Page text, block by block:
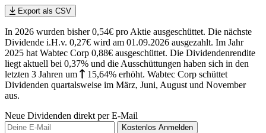
Export als CSV
In 2026 wurden bisher 0,54€ pro Aktie ausgeschüttet. Die nächste
Dividende i.H.v. 0,27€ wird am 01.09.2026 ausgezahlt. Im Jahr
2025 hat Wabtec Corp 0,88€ ausgeschüttet. Die Dividendenrendite
liegt aktuell bei 0,37% und die Ausschüttungen haben sich in den
letzten 3 Jahren um 15,64% erhöht. Wabtec Corp schüttet
Dividenden quartalsweise im März, Juni, August und November
aus.
Neue Dividenden direkt per E-Mail
Kostenlos Anmelden